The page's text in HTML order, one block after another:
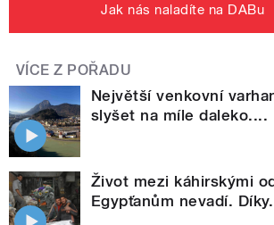
Jak nás naladíte na DABu
VÍCE Z POŘADU
Největší venkovní
slyšet na míle daleko....
Život mezi káhirskými
Egypťanům nevadí.